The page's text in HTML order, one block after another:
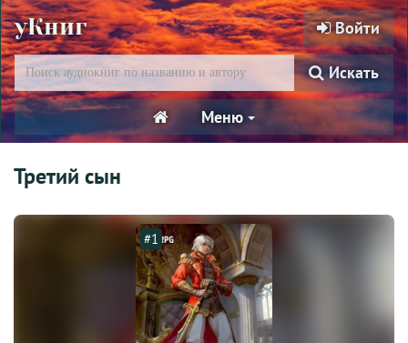
уКниг Войти
Искать
Меню
Третий сын
#1